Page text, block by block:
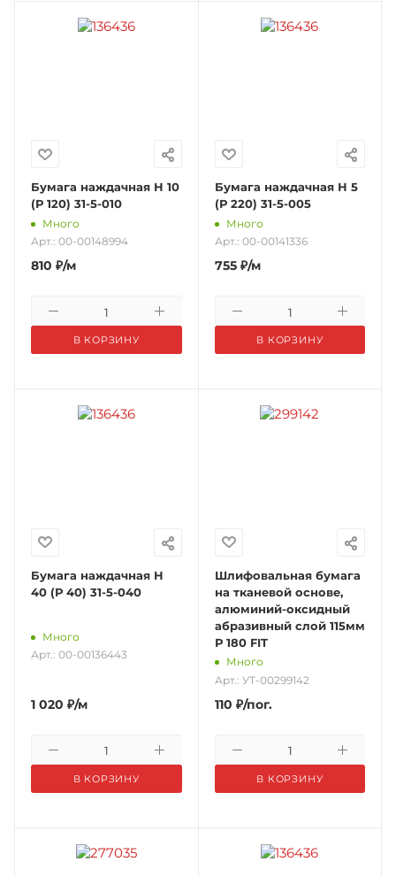
Бумага наждачная Н 10
(Р 120) 31-5-010
Много
Арт.: 00-00148994
810 ₽/м
В КОРЗИНУ
Бумага наждачная Н 5
(Р 220) 31-5-005
Много
Арт.: 00-00141336
755₽/м
В КОРЗИНУ
Бумага наждачная Н
40 (Р 40) 31-5-040
Много
Арт.: 00-00136443
1 020 ₽/м
В КОРЗИНУ
Шлифовальная бумага
на тканевой основе,
алюминий-оксидный
абразивный слой 115мм
Р 180 FIT
Много
Арт.: УТ-00299142
110 ₽/пог.
В КОРЗИНУ